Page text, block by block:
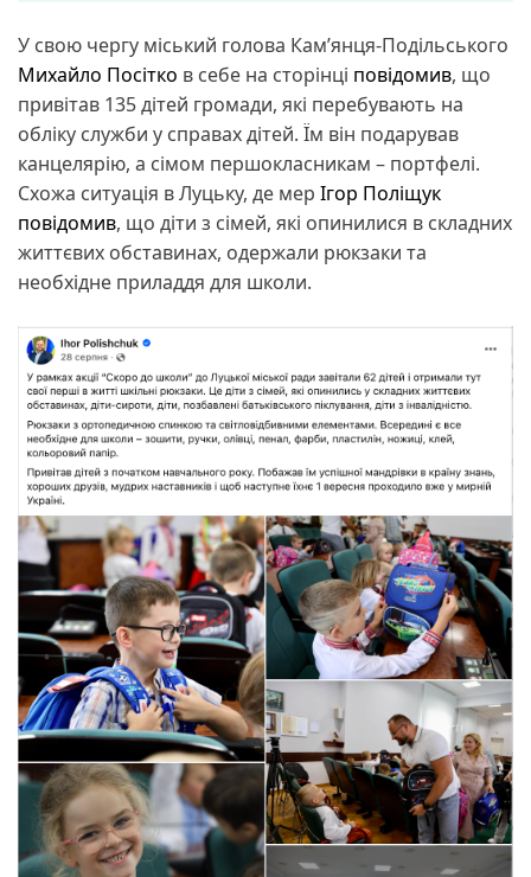
У свою чергу міський голова Кам’янця-Подільського
Михайло Посітко в себе на сторінці повідомив, що
привітав 135 дітей громади, які перебувають на
обліку служби у справах дітей. Їм він подарував
канцелярію, а сімом першокласникам – портфелі.
Схожа ситуація в Луцьку, де мер Ігор Поліщук
повідомив, що діти з сімей, які опинилися в складних
життєвих обставинах, одержали рюкзаки та
необхідне приладдя для школи.